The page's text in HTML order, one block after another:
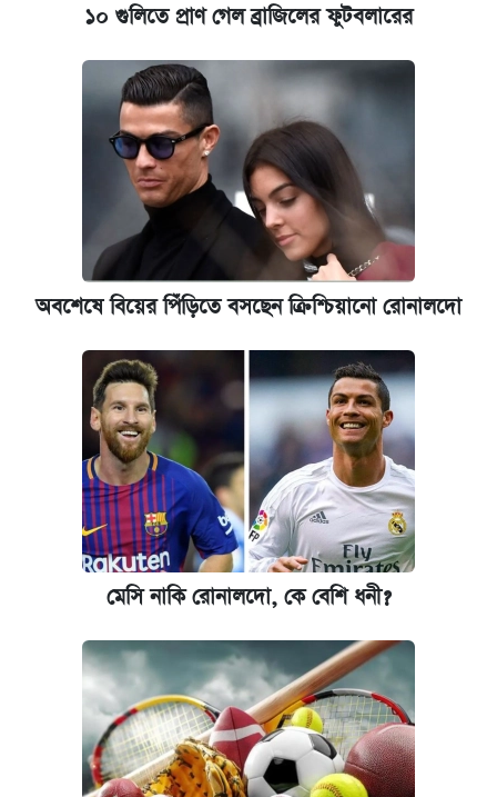
১০ গুলিতে প্রাণ গেল ব্রাজিলের ফুটবলারের
অবশেষে বিয়ের পিঁড়িতে বসছেন ক্রিশ্চিয়ানো রোনালদো
মেসি নাকি রোনালদো, কে বেশি ধনী?